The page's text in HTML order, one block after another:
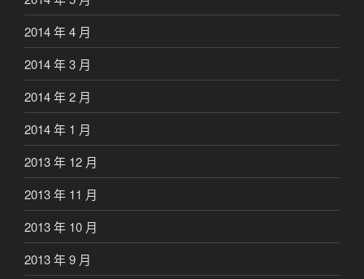
2014 年 4 月
2014 年 3 月
2014 年 2 月
2014 年 1 月
2013 年 12 月
2013 年 11 月
2013 年 10 月
2013 年 9 月